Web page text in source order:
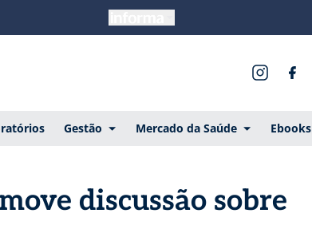
Gestão Mercado da Saúde Ebooks
discussão sobre